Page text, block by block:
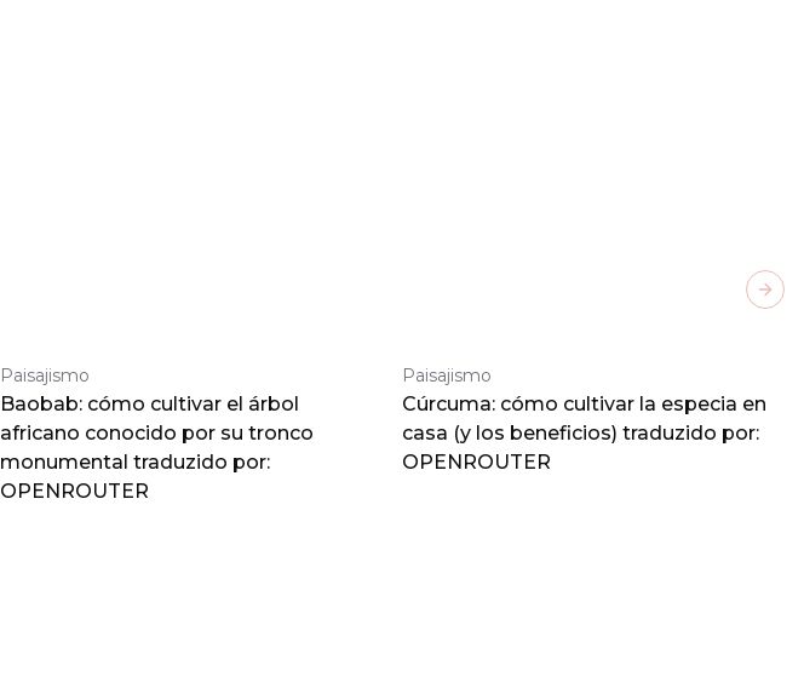
Paisajismo
Baobab: cómo cultivar el árbol
africano conocido por su tronco
monumental traduzido por:
OPENROUTER
Paisajismo
Cúrcuma: cómo cultivar la especia en
casa (y los beneficios) traduzido por:
OPENROUTER